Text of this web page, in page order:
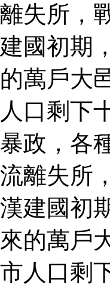
離失所，
建國初期
的萬戶大
人口剩下
暴政，各
流離失所
漢建國初
來的萬戶
市人口剩